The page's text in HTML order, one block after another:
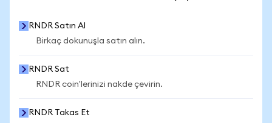
RNDR Satın Al
Birkaç dokunuşla satın alın.
RNDR Sat
RNDR coin'lerinizi nakde çevirin.
RNDR Takas Et